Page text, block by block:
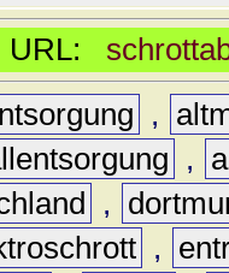
URL:
,
,
,
,